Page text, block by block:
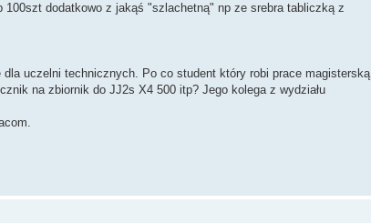
dodatkowo z jakąś "szlachetną" np ze srebra tabliczką z
uczelni technicznych. Po co student który robi prace magisterską
na zbiornik do JJ2s X4 500 itp? Jego kolega z wydziału